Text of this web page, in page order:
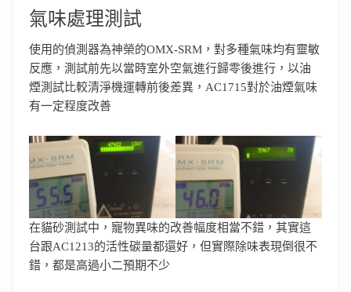
氣味處理測試
使用的偵測器為神榮的OMX-SRM，對多種氣味均有靈敏
反應，測試前先以當時室外空氣進行歸零後進行，以油
煙測試比較清淨機運轉前後差異，AC1715對於油煙氣味
有一定程度改善
在貓砂測試中，寵物異味的改善幅度相當不錯，其實這
台跟AC1213的活性碳量都還好，但實際除味表現倒很不
錯，都是高過小二預期不少